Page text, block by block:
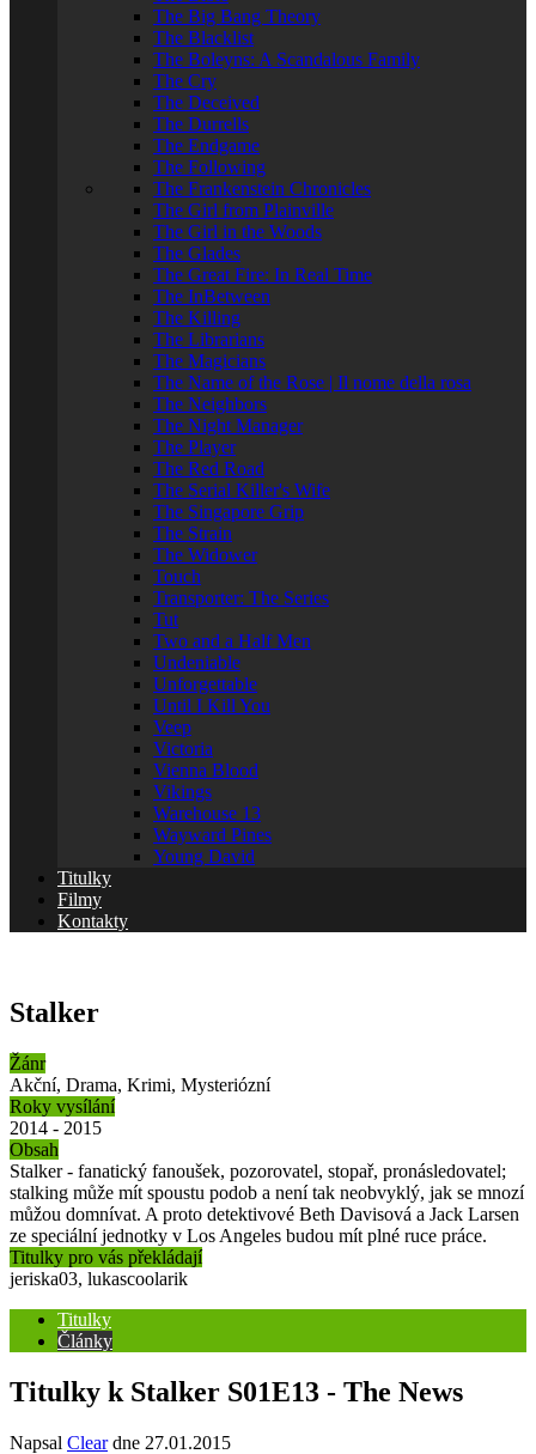
The Big Bang Theory
The Blacklist
The Boleyns: A Scandalous Family
The Cry
The Deceived
The Durrells
The Endgame
The Following
The Frankenstein Chronicles
The Girl from Plainville
The Girl in the Woods
The Glades
The Great Fire: In Real Time
The InBetween
The Killing
The Librarians
The Magicians
The Name of the Rose | Il nome della rosa
The Neighbors
The Night Manager
The Player
The Red Road
The Serial Killer's Wife
The Singapore Grip
The Strain
The Widower
Touch
Transporter: The Series
Tut
Two and a Half Men
Undeniable
Unforgettable
Until I Kill You
Veep
Victoria
Vienna Blood
Vikings
Warehouse 13
Wayward Pines
Young David
Titulky
Filmy
Kontakty
Stalker
Žánr
Akční, Drama, Krimi, Mysteriózní
Roky vysílání
2014 - 2015
Obsah
Stalker - fanatický fanoušek, pozorovatel, stopař, pronásledovatel;
stalking může mít spoustu podob a není tak neobvyklý, jak se mnozí
můžou domnívat. A proto detektivové Beth Davisová a Jack Larsen
ze speciální jednotky v Los Angeles budou mít plné ruce práce.
Titulky pro vás překládají
jeriska03, lukascoolarik
Titulky
Články
Titulky k Stalker S01E13 - The News
Napsal Cleardne 27.01.2015